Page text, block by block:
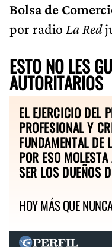
Bolsa de
por radio La Red
ESTO NO LES
AUTORITARIOS
EL EJERCICIO DEL
PROFESIONAL Y
FUNDAMENTAL DE
POR ESO
SER LOS DUEÑOS
HOY MÁS QUE